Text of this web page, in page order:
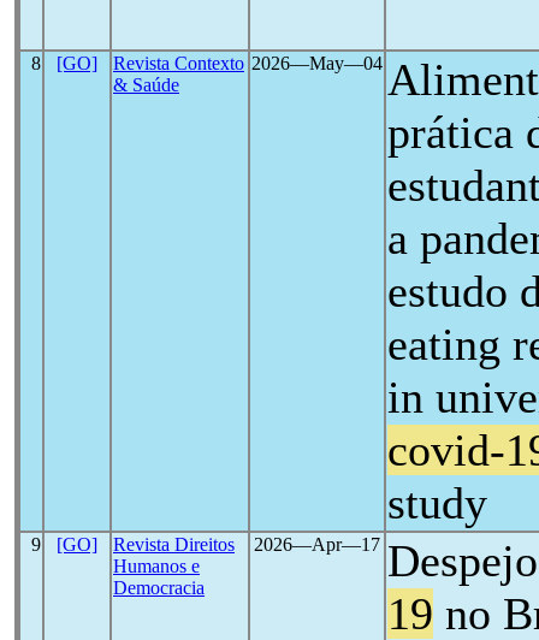
8 [GO]
Revista Contexto
& Saúde
2026―May―04
prática
a
estudo
eating
in
covid-
study
9 [GO]
Revista Direitos
Humanos e
Democracia
2026―Apr―17
19 no